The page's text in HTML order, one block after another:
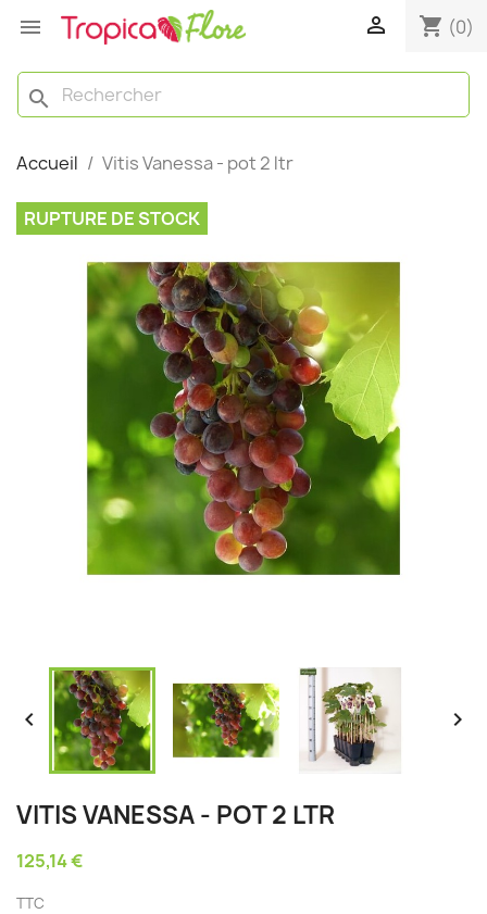
  shopping_cart (0)
search
Accueil Vitis Vanessa - pot 2 ltr
RUPTURE DE STOCK
 
VITIS VANESSA - POT 2 LTR
125,14 €
TTC